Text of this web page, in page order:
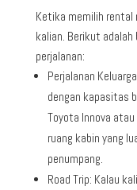
Ketika memilih rental
kalian. Berikut
perjalanan:
Perjalanan
dengan kapasitas
Toyota Innova
ruang kabin yang
penumpang.
Road Trip: Kalau